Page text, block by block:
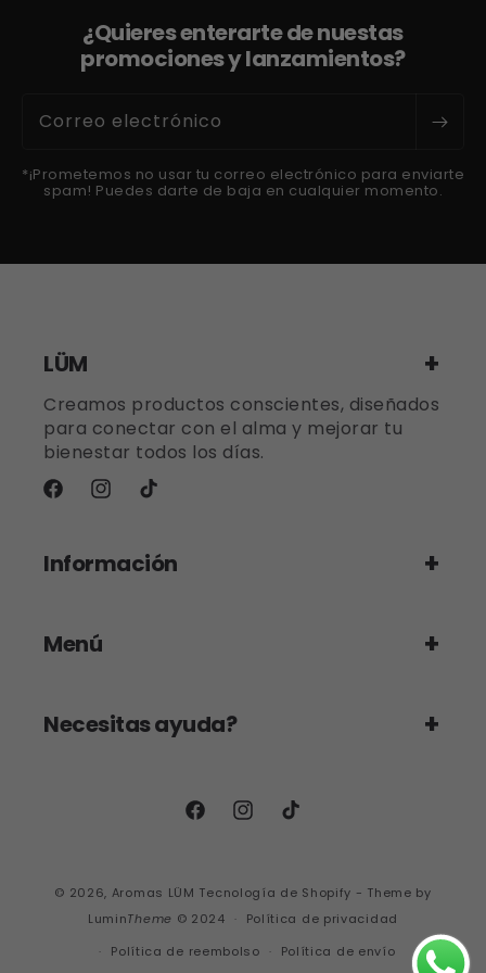
¿Quieres enterarte de nuestas
promociones y lanzamientos?
Correo electrónico
*¡Prometemos no usar tu correo electrónico para enviarte
spam! Puedes darte de baja en cualquier momento.
LÜM
Creamos productos conscientes, diseñados
para conectar con el alma y mejorar tu
bienestar todos los días.
FacebookInstagramTikTok
Información
Menú
Necesitas ayuda?
FacebookInstagramTikTok
© 2026, Aromas LÜM Tecnología de Shopify - Theme by
LuminTheme © 2024
Política de privacidad
Política de reembolso
Política de envío